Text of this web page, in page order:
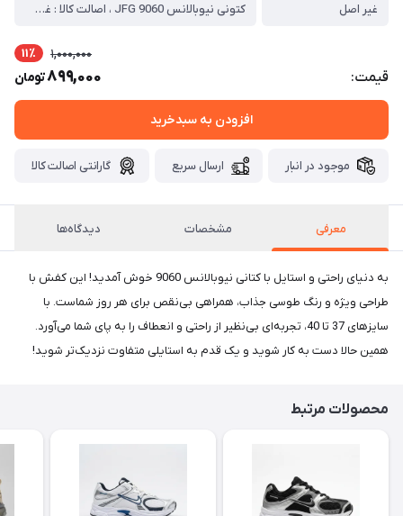
غیر اصل
کتونی نیوبالانس JFG 9060 ، اصالت کالا : غیراصل ، برند : نیوبالانس ، مدل کالا : بندی ، رنگ : ، دوخت : چسب پرس ، جنس زیره : پی یو ، جنس رویه : تور + چرم صنعتی ، نوع کفی : معمولی ، کشور تولید کننده : ایران ، توضیحات اجمالی کالا : ، کتونی نیوبالانس از تولیدات خاص و منحصر به فرد مجموعه است و از طراحی و ساخت خوبی برخوردار است .رویه ی توری کفش و داشتن منافذ ریز قابلیت دتنفس را برای پا فراهم میکند و باعث میشود پا احساس راحتی در پیاده روی های طولانی داشته باشد. ، زیره ی PU و با کیفیت کفش قابلیت انعطاف بالا را در این مدل فراهم کرده و شکنندگی و سختی زیره در این مدل وجود ندارد. ، کار دوخت داخل خورده است.
قیمت:
1,000,000 11٪
899,000تومان
افزودن به سبدخرید
موجود در انبار ارسال سریع گارانتی اصالت کالا
معرفی مشخصات دیدگاه‌ها
به دنیای راحتی و استایل با کتانی نیوبالانس 9060 خوش آمدید! این کفش با
طراحی ویژه و رنگ طوسی جذاب، همراهی بی‌نقص برای هر روز شماست. با
سایزهای 37 تا 40، تجربه‌ای بی‌نظیر از راحتی و انعطاف را به پای شما می‌آورد.
همین حالا دست به کار شوید و یک قدم به استایلی متفاوت نزدیک‌تر شوید!
محصولات مرتبط